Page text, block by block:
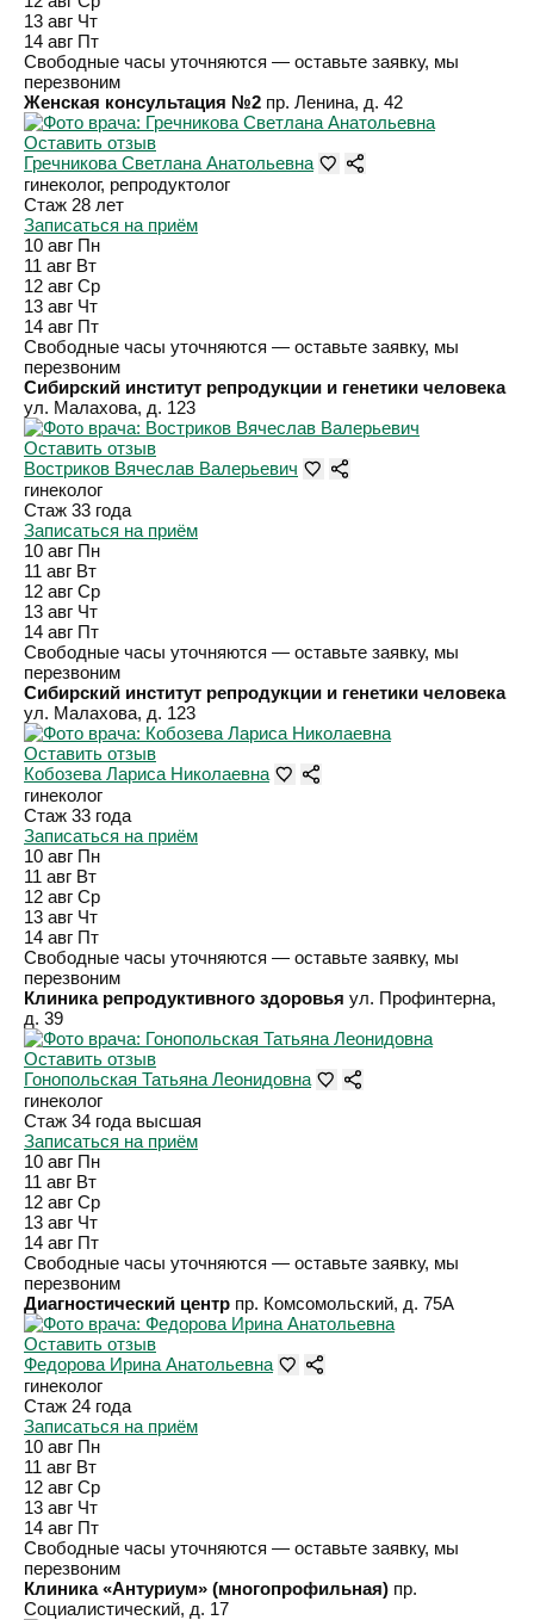
13 авг Чт
14 авг Пт
Свободные часы уточняются — оставьте заявку, мы
перезвоним
Женская консультация №2 пр. Ленина, д. 42
Оставить отзыв
Гречникова Светлана Анатольевна
гинеколог, репродуктолог
Стаж 28 лет
Записаться на приём
10 авг Пн
11 авг Вт
12 авг Ср
13 авг Чт
14 авг Пт
Свободные часы уточняются — оставьте заявку, мы
перезвоним
Сибирский институт репродукции и генетики человека
ул. Малахова, д. 123
Оставить отзыв
Востриков Вячеслав Валерьевич
гинеколог
Стаж 33 года
Записаться на приём
10 авг Пн
11 авг Вт
12 авг Ср
13 авг Чт
14 авг Пт
Свободные часы уточняются — оставьте заявку, мы
перезвоним
Сибирский институт репродукции и генетики человека
ул. Малахова, д. 123
Оставить отзыв
Кобозева Лариса Николаевна
гинеколог
Стаж 33 года
Записаться на приём
10 авг Пн
11 авг Вт
12 авг Ср
13 авг Чт
14 авг Пт
Свободные часы уточняются — оставьте заявку, мы
перезвоним
Клиника репродуктивного здоровья ул. Профинтерна,
д. 39
Оставить отзыв
Гонопольская Татьяна Леонидовна
гинеколог
Стаж 34 года высшая
Записаться на приём
10 авг Пн
11 авг Вт
12 авг Ср
13 авг Чт
14 авг Пт
Свободные часы уточняются — оставьте заявку, мы
перезвоним
Диагностический центр пр. Комсомольский, д. 75А
Оставить отзыв
Федорова Ирина Анатольевна
гинеколог
Стаж 24 года
Записаться на приём
10 авг Пн
11 авг Вт
12 авг Ср
13 авг Чт
14 авг Пт
Свободные часы уточняются — оставьте заявку, мы
перезвоним
Клиника «Антуриум» (многопрофильная) пр.
Социалистический, д. 17